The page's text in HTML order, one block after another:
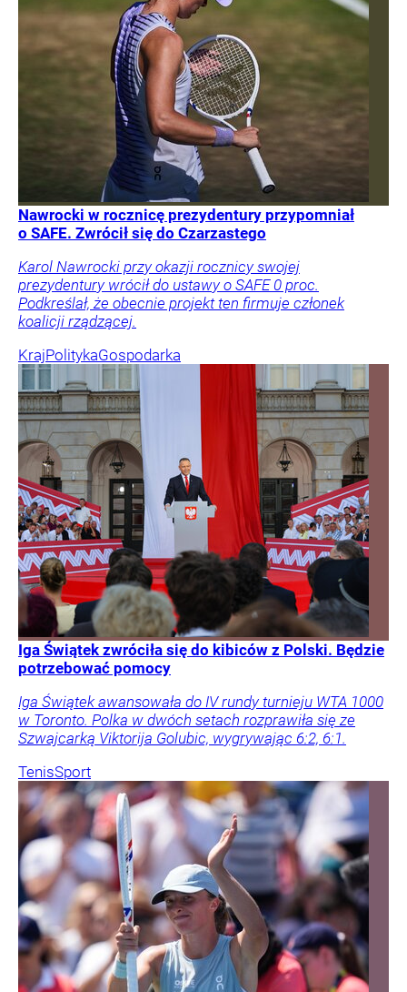
Nawrocki w rocznicę prezydentury przypomniał
o SAFE. Zwrócił się do Czarzastego
Karol Nawrocki przy okazji rocznicy swojej
prezydentury wrócił do ustawy o SAFE 0 proc.
Podkreślał, że obecnie projekt ten firmuje członek
koalicji rządzącej.
KrajPolitykaGospodarka
Iga Świątek zwróciła się do kibiców z Polski. Będzie
potrzebować pomocy
Iga Świątek awansowała do IV rundy turnieju WTA 1000
w Toronto. Polka w dwóch setach rozprawiła się ze
Szwajcarką Viktorija Golubic, wygrywając 6:2, 6:1.
TenisSport